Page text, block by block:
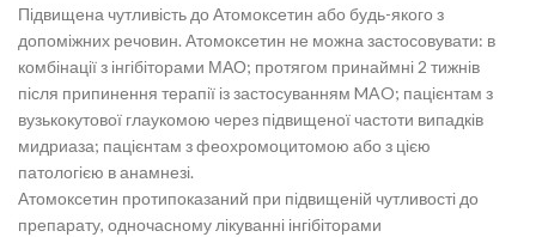
Підвищена чутливість до Атомоксетин або будь-якого з
допоміжних речовин. Атомоксетин не можна застосовувати: в
комбінації з інгібіторами МАО; протягом принаймні 2 тижнів
після припинення терапії із застосуванням MAO; пацієнтам з
вузькокутової глаукомою через підвищеної частоти випадків
мидриаза; пацієнтам з феохромоцитомою або з цією
патологією в анамнезі.
Атомоксетин протипоказаний при підвищеній чутливості до
препарату, одночасному лікуванні інгібіторами